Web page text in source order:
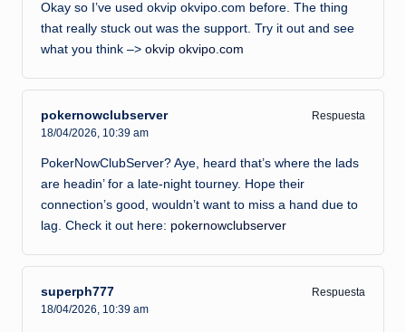
Okay so I’ve used okvip okvipo.com before. The thing
that really stuck out was the support. Try it out and see
what you think –> okvip okvipo.com
pokernowclubserver
Respuesta
18/04/2026, 10:39 am
PokerNowClubServer? Aye, heard that’s where the lads
are headin’ for a late-night tourney. Hope their
connection’s good, wouldn’t want to miss a hand due to
lag. Check it out here: pokernowclubserver
superph777
Respuesta
18/04/2026, 10:39 am